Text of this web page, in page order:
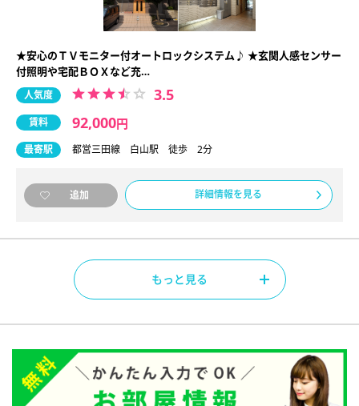
★安心のＴＶモニター付オートロックシステム♪ ★玄関人感センサー
付照明や宅配ＢＯＸなど充…
人気度 3.5
賃料 92,000円
最寄駅 都営三田線 白山駅 徒歩 2分
追加 詳細情報を見る
もっと見る